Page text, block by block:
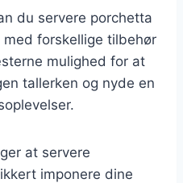
du servere porchetta
forskellige tilbehør
mulighed for at
tallerken og nyde en
at servere
imponere dine